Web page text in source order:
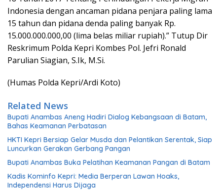
Indonesia dengan ancaman pidana penjara paling lama
15 tahun dan pidana denda paling banyak Rp.
15.000.000.000,00 (lima belas miliar rupiah).” Tutup Dir
Reskrimum Polda Kepri Kombes Pol. Jefri Ronald
Parulian Siagian, S.Ik, M.Si.
(Humas Polda Kepri/Ardi Koto)
Related News
Bupati Anambas Aneng Hadiri Dialog Kebangsaan di Batam,
Bahas Keamanan Perbatasan
HKTI Kepri Bersiap Gelar Musda dan Pelantikan Serentak, Siap
Luncurkan Gerakan Gerbang Pangan
Bupati Anambas Buka Pelatihan Keamanan Pangan di Batam
Kadis Kominfo Kepri: Media Berperan Lawan Hoaks,
Independensi Harus Dijaga